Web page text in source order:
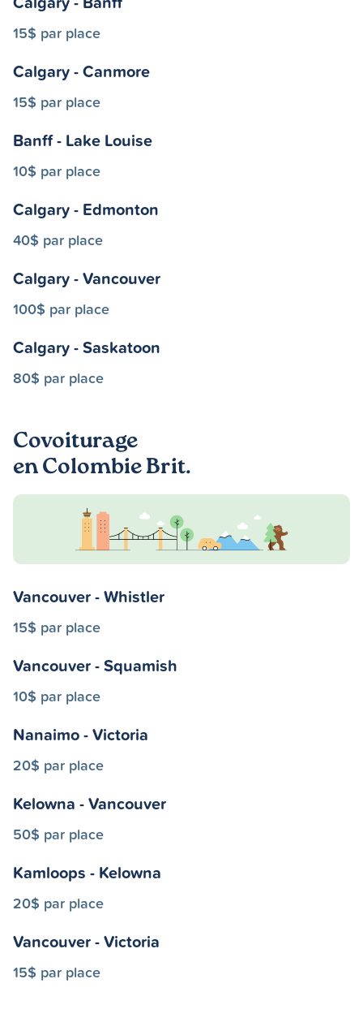
15$ par place
Calgary - Canmore
15$ par place
Banff - Lake Louise
10$ par place
Calgary - Edmonton
40$ par place
Calgary - Vancouver
100$ par place
Calgary - Saskatoon
80$ par place
Covoiturage
en Colombie Brit.
Vancouver - Whistler
15$ par place
Vancouver - Squamish
10$ par place
Nanaimo - Victoria
20$ par place
Kelowna - Vancouver
50$ par place
Kamloops - Kelowna
20$ par place
Vancouver - Victoria
15$ par place